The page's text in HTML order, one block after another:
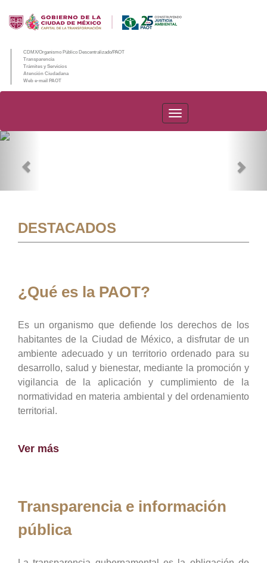
CDMX/Organismo Público Descentralizado/PAOT
Transparencia
Trámites y Servicios
Atención Ciudadana
Web e-mail PAOT
PAOT
DESTACADOS
¿Qué es la PAOT?
Es un organismo que defiende los derechos de los
habitantes de la Ciudad de México, a disfrutar de un
ambiente adecuado y un territorio ordenado para su
desarrollo, salud y bienestar, mediante la promoción y
vigilancia de la aplicación y cumplimiento de la
normatividad en materia ambiental y del ordenamiento
territorial.
Ver más
Transparencia e información
pública